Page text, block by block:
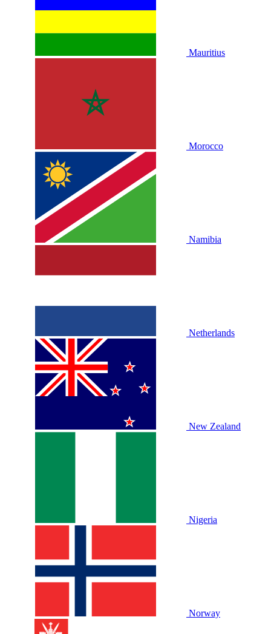
Mauritius
Morocco
Namibia
Netherlands
New Zealand
Nigeria
Norway